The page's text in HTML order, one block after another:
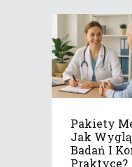
Pakiety
Jak
Badań I
Praktyce?